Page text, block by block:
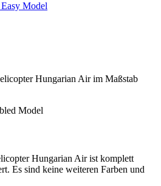
Model
Hungarian Air im Maßstab
Model
Hungarian Air ist komplett
Es sind keine weiteren Farben und